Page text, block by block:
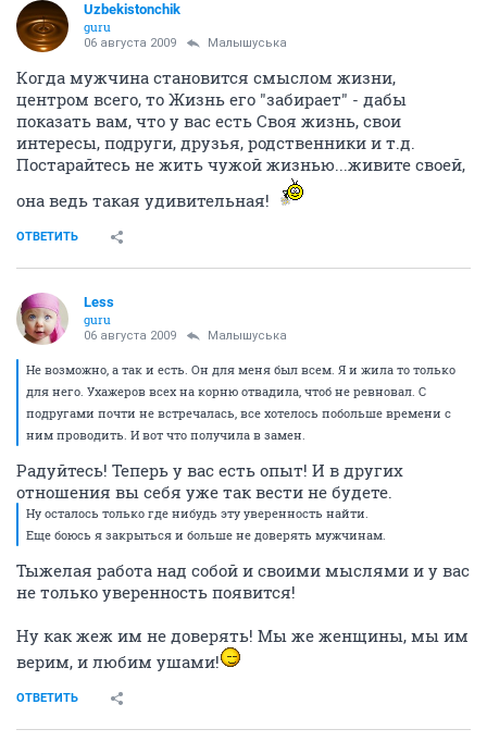
Uzbekistonchik
guru
06 августа 2009 Малышуська
Когда мужчина становится смыслом жизни,
центром всего, то Жизнь его "забирает" - дабы
показать вам, что у вас есть Своя жизнь, свои
интересы, подруги, друзья, родственники и т.д.
Постарайтесь не жить чужой жизнью...живите своей,
она ведь такая удивительная!
ОТВЕТИТЬ
Less
guru
06 августа 2009 Малышуська
Не возможно, а так и есть. Он для меня был всем. Я и жила то только
для него. Ухажеров всех на корню отвадила, чтоб не ревновал. С
подругами почти не встречалась, все хотелось побольше времени с
ним проводить. И вот что получила в замен.
Радуйтесь! Теперь у вас есть опыт! И в других
отношения вы себя уже так вести не будете.
Ну осталось только где нибудь эту уверенность найти.
Еще боюсь я закрыться и больше не доверять мужчинам.
Тыжелая работа над собой и своими мыслями и у вас
не только уверенность появится!
Ну как жеж им не доверять! Мы же женщины, мы им
верим, и любим ушами!
ОТВЕТИТЬ